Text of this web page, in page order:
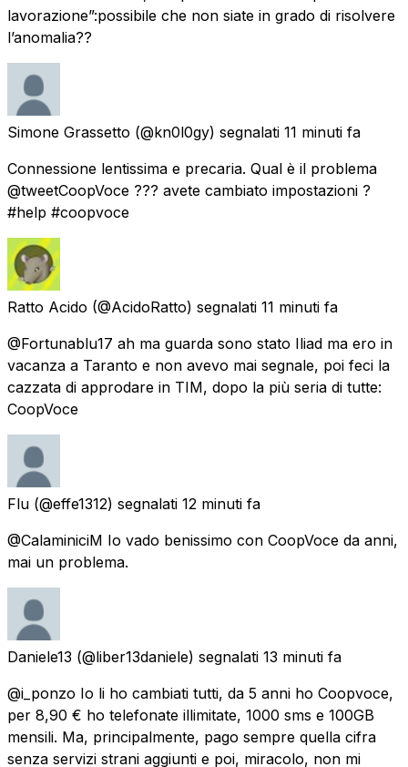
lavorazione”:possibile che non siate in grado di risolvere
l’anomalia??
Simone Grassetto (@kn0l0gy) segnalati 11 minuti fa
Connessione lentissima e precaria. Qual è il problema
@tweetCoopVoce ??? avete cambiato impostazioni ?
#help #coopvoce
Ratto Acido (@AcidoRatto) segnalati 11 minuti fa
@Fortunablu17 ah ma guarda sono stato Iliad ma ero in
vacanza a Taranto e non avevo mai segnale, poi feci la
cazzata di approdare in TIM, dopo la più seria di tutte:
CoopVoce
Flu (@effe1312) segnalati 12 minuti fa
@CalaminiciM Io vado benissimo con CoopVoce da anni,
mai un problema.
Daniele13 (@liber13daniele) segnalati 13 minuti fa
@i_ponzo Io li ho cambiati tutti, da 5 anni ho Coopvoce,
per 8,90 € ho telefonate illimitate, 1000 sms e 100GB
mensili. Ma, principalmente, pago sempre quella cifra
senza servizi strani aggiunti e poi, miracolo, non mi